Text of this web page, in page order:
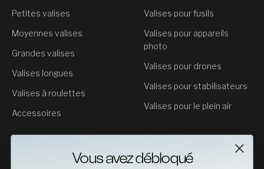
Petites valises
Moyennes valises
Grandes valises
Valises longues
Valises à roulettes
Accessoires
Valises pour fusils
Valises pour appareils
photo
Valises pour drones
Valises pour stabilisateurs
Valises pour le plein air
Vous avez débloqué